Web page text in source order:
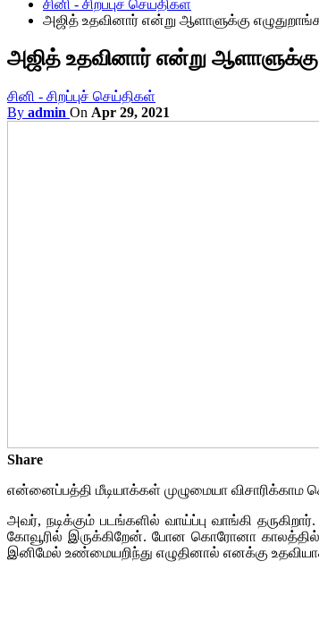
சினி - சிறப்புச் செய்திகள்
அஜித் உதவினார் என்று ஆளாளுக்கு
அஜித் உதவினார் என்று
சினி - சிறப்புச் செய்திகள்
By admin On Apr 29, 2021
Share
என்னைப்பத்தி மீடியாக்கள் முழுமையா விசாரிக்காம
அவர், நடிக்கும் படங்களில் வாய்ப்பு வாங்கி
கோவூரில் இருக்கிறேன். போன கொரோனா
இனிமேல் உண்மையறிந்து எழுதினால் எனக்கு உதவியாக